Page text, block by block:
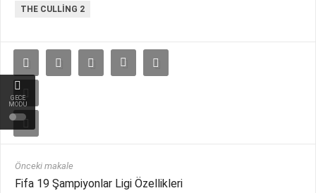
GECE
MODU
THE CULLING 2
Önceki makale
Fifa 19 Şampiyonlar Ligi Özellikleri